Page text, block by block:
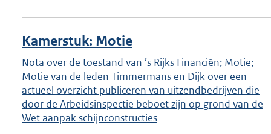
Kamerstuk: Motie
Nota over de toestand van ’s Rijks Financiën; Motie;
Motie van de leden Timmermans en Dijk over een
actueel overzicht publiceren van uitzendbedrijven die
door de Arbeidsinspectie beboet zijn op grond van de
Wet aanpak schijnconstructies